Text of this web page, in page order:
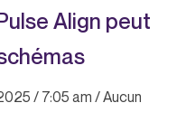
Align peut
7:05 am
Aucun